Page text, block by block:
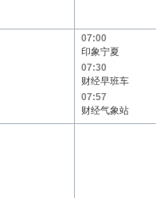
07:00
印象宁夏
07:30
财经早班车
07:57
财经气象站